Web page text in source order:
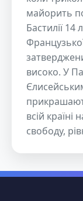
майорить
Бастилії
високо. У
всій
свободу,